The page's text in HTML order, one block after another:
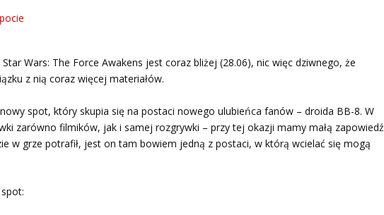
Star Wars: The Force Awakens jest coraz bliżej (28.06), nic więc dziwnego, że
z nią coraz więcej materiałów.
spot, który skupia się na postaci nowego ulubieńca fanów – droida BB-8. W
zarówno filmików, jak i samej rozgrywki – przy tej okazji mamy małą zapowiedź
w grze potrafił, jest on tam bowiem jedną z postaci, w którą wcielać się mogą